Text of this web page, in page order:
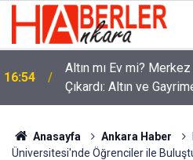
16:54
Altın mı Ev mi?
Çıkardı: Altın ve
Anasayfa Ankara Haber
Üniversitesi'nde Öğrenciler ile